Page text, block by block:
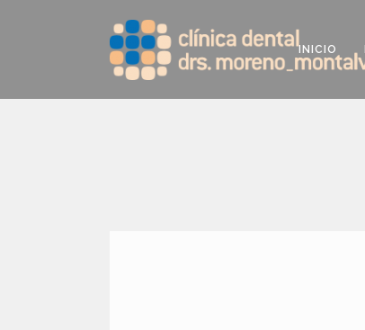
INICIO